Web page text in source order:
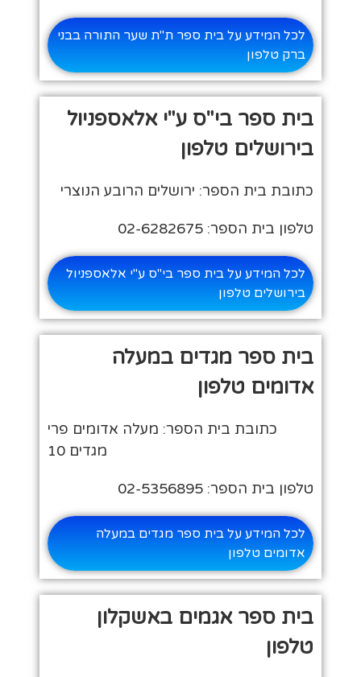
לכל המידע על בית ספר ת"ת שער התורה בבני
ברק טלפון
בית ספר בי"ס ע"י אלאספניול
בירושלים טלפון
כתובת בית הספר: ירושלים הרובע הנוצרי
טלפון בית הספר: 02-6282675
לכל המידע על בית ספר בי"ס ע"י אלאספניול
בירושלים טלפון
בית ספר מגדים במעלה
אדומים טלפון
כתובת בית הספר: מעלה אדומים פרי
מגדים 10
טלפון בית הספר: 02-5356895
לכל המידע על בית ספר מגדים במעלה
אדומים טלפון
בית ספר אגמים באשקלון
טלפון